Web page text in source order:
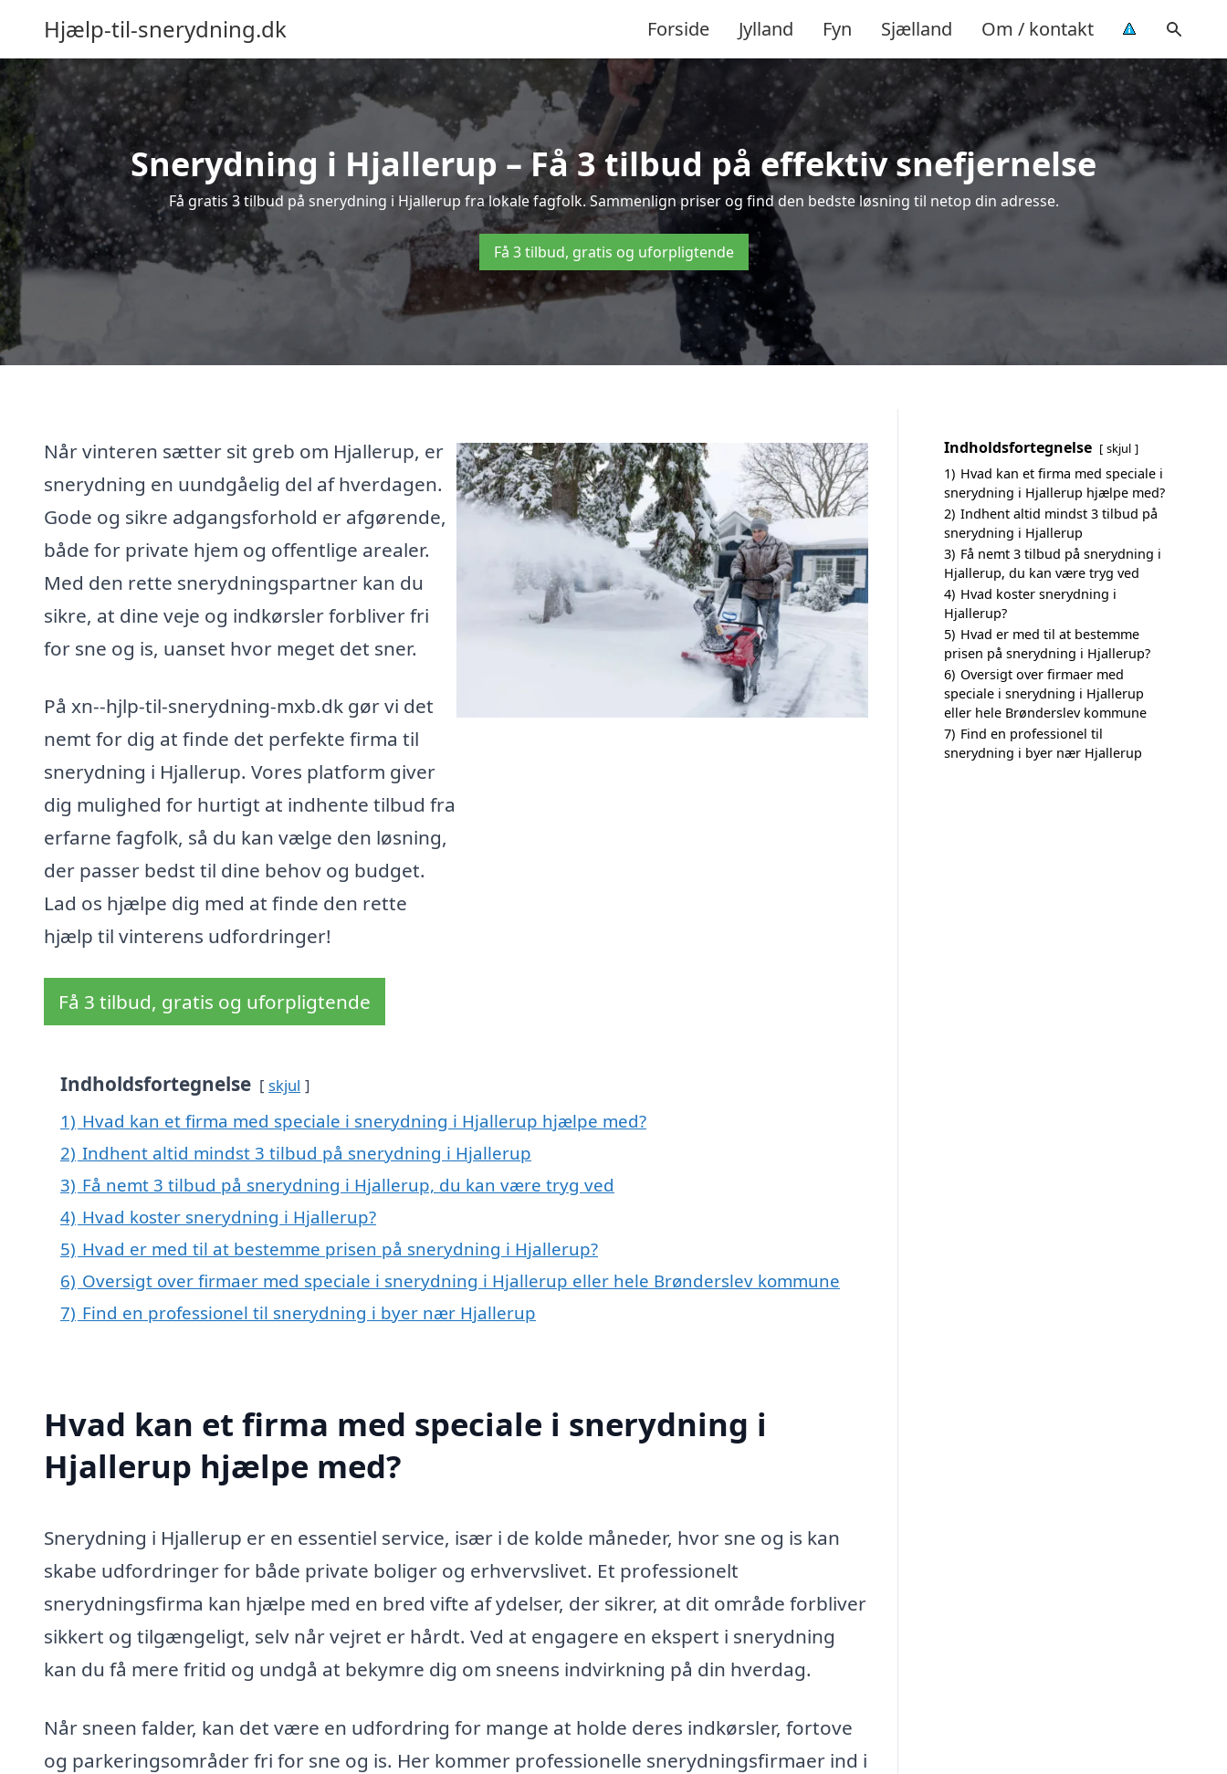
Hjælp-til-snerydning.dk Forside Jylland Fyn Sjælland Om / kontakt
Snerydning i Hjallerup – Få 3 tilbud på effektiv snefjernelse
Få gratis 3 tilbud på snerydning i Hjallerup fra lokale fagfolk. Sammenlign priser og find den bedste løsning til netop din adresse.
Få 3 tilbud, gratis og uforpligtende
Når vinteren sætter sit greb om Hjallerup, er
snerydning en uundgåelig del af hverdagen.
Gode og sikre adgangsforhold er afgørende,
både for private hjem og offentlige arealer.
Med den rette snerydningspartner kan du
sikre, at dine veje og indkørsler forbliver fri
for sne og is, uanset hvor meget det sner.
På xn--hjlp-til-snerydning-mxb.dk gør vi det
nemt for dig at finde det perfekte firma til
snerydning i Hjallerup. Vores platform giver
dig mulighed for hurtigt at indhente tilbud fra
erfarne fagfolk, så du kan vælge den løsning,
der passer bedst til dine behov og budget.
Lad os hjælpe dig med at finde den rette
hjælp til vinterens udfordringer!
Få 3 tilbud, gratis og uforpligtende
Indholdsfortegnelse skjul
1) Hvad kan et firma med speciale i snerydning i Hjallerup hjælpe med?
2) Indhent altid mindst 3 tilbud på snerydning i Hjallerup
3) Få nemt 3 tilbud på snerydning i Hjallerup, du kan være tryg ved
4) Hvad koster snerydning i Hjallerup?
5) Hvad er med til at bestemme prisen på snerydning i Hjallerup?
6) Oversigt over firmaer med speciale i snerydning i Hjallerup eller hele Brønderslev kommune
7) Find en professionel til snerydning i byer nær Hjallerup
Hvad kan et firma med speciale i snerydning i
Hjallerup hjælpe med?
Snerydning i Hjallerup er en essentiel service, især i de kolde måneder, hvor sne og is kan
skabe udfordringer for både private boliger og erhvervslivet. Et professionelt
snerydningsfirma kan hjælpe med en bred vifte af ydelser, der sikrer, at dit område forbliver
sikkert og tilgængeligt, selv når vejret er hårdt. Ved at engagere en ekspert i snerydning
kan du få mere fritid og undgå at bekymre dig om sneens indvirkning på din hverdag.
Når sneen falder, kan det være en udfordring for mange at holde deres indkørsler, fortove
og parkeringsområder fri for sne og is. Her kommer professionelle snerydningsfirmaer ind i
Indholdsfortegnelse skjul
1) Hvad kan et firma med speciale i
snerydning i Hjallerup hjælpe med?
2) Indhent altid mindst 3 tilbud på
snerydning i Hjallerup
3) Få nemt 3 tilbud på snerydning i
Hjallerup, du kan være tryg ved
4) Hvad koster snerydning i
Hjallerup?
5) Hvad er med til at bestemme
prisen på snerydning i Hjallerup?
6) Oversigt over firmaer med
speciale i snerydning i Hjallerup
eller hele Brønderslev kommune
7) Find en professionel til
snerydning i byer nær Hjallerup